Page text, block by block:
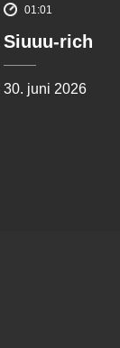
01:01
Siuuu-rich
30. juni 2026